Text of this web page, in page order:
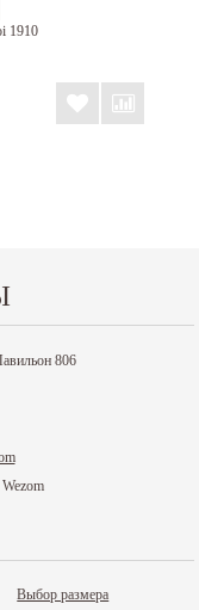
1910
806
Выбор размера